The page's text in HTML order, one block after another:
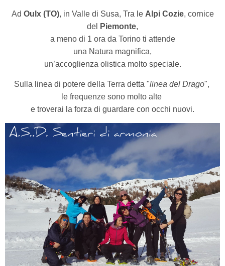
Ad Oulx (TO), in Valle di Susa, Tra le Alpi Cozie, cornice
del
Piemonte,
a meno di 1 ora da Torino ti attende
una Natura magnifica,
un’accoglienza olistica molto speciale.
Sulla linea di potere della Terra detta "linea del Drago",
le frequenze sono molto alte
e troverai la forza di guardare con occhi nuovi.